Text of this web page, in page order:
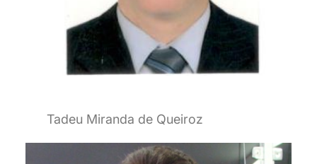
Tadeu Miranda de Queiroz